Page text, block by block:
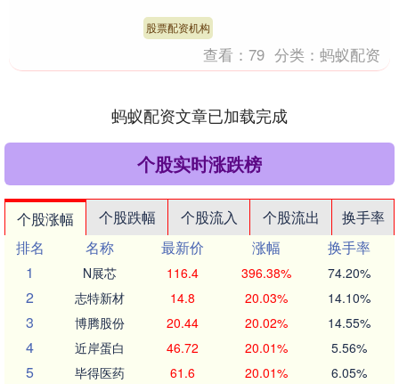
子、清嗓子，无法....
股票配资机构
查看：79 分类：蚂蚁配资
蚂蚁配资文章已加载完成
个股实时涨跌榜
个股涨幅 个股跌幅 个股流入 个股流出
换手率
排名
名称 最新价 涨幅
换手率
1
N展芯 116.4 396.38% 74.20%
2 志特新材 14.8 20.03% 14.10%
3 博腾股份 20.44 20.02% 14.55%
4 近岸蛋白 46.72 20.01% 5.56%
5 毕得医药 61.6 20.01% 6.05%